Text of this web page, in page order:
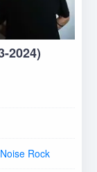
2024)
Noise Rock